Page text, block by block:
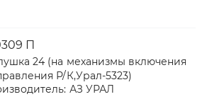
П
24 (на механизмы включения
Р/К,Урал-5323)
АЗ УРАЛ